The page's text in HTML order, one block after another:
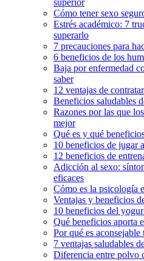
superior
Cómo tener sexo
Estrés académico: 7
superarlo
7 precauciones para
6 beneficios de los
Baja por enfermedad
saber
12 ventajas de
Beneficios saludables
Razones por las que
mejor
Qué es y qué
10 beneficios de jugar
12 beneficios de
Adicción al sexo:
eficaces
Cómo es la psicología
Ventajas y beneficios
10 beneficios del
Qué beneficios aporta
Por qué es aconsejable
7 ventajas saludables
Diferencia entre polvo